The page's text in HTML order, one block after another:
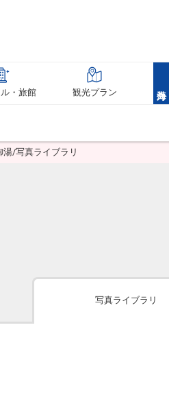
・旅館 観光プラン
湯/写真ライブラリ
写真ライブラリ